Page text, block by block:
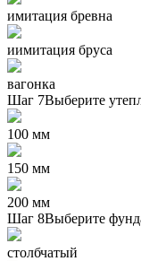
имитация бревна
иимитация бруса
вагонка
Шаг 7Выберите
100 мм
150 мм
200 мм
Шаг 8Выберите
столбчатый